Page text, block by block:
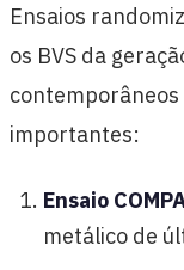
Ensaios
os BVS da
importantes:
Ensaio
metálico de